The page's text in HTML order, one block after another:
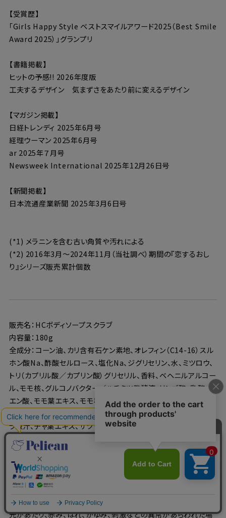
【受賞歴】
「Girls Happy Style ベストスマイルアワード2025（Best Smile
Award 2025）」グランプリ
【書籍掲載】
ヒットの予感!! 2026年度版
工夫するデザイン 気まずさをあたり前に変えるデザイン
【マガジン掲載】
日経トレンディ 2025年6月号
経理ウーマン 2025年6月号
ar 2025年７月号
Newsweek International 2025年12月26日号
【新聞掲載】
日本流通産業新聞 2025年3月6日号
(*1) メラニンを含む古い角質や汚れによる
(*2) 2016年3月～2024年11月（当社調べ）期間の『恋するおし
り』シリーズ販売累計個数
販売名：HCボディソープスクラブ
内容量：180g
全成分：コーン油、カリ含有石ケン素地、オレフィン（C14-16）スル
ホン酸Na、酢酸セルロース、塩化Na、ジグリセリン、水、ミツロウ、
トリ（カプリル酸／カプリン酸）グリセリル、香料、ベヘニルアルコー
ル、モモ核、グルコノバクター／ハチミツ発酵液、リンゴ酸、乳酸、ク
エン酸、モモ葉エキス、モモ種子エキス、ビワ葉エキス、キウイエキ
ス、アーチチョーク葉エキス、パルミチン酸アスコルビル、アロエベ
ラ液汁、チャ葉エキス、サツマイモ／ジャガイモデンプン、水添パー
ム油、グリセリン、ラウレス-50、ダイマージリノール酸ダイマージリ
ノレイルビス（ベヘニル／イソステアリル／フィトステリル）、ペンチ
レングリコール、ラウリン酸、フェノキシエタノール、カラギーナン、
BG、グルコース、酸化鉄、トコフェロール
〇化粧品がお肌に合わないとき（使用中や使用後のお肌に直射日
光があたり、赤み、はれ、かゆみ、刺激などの異常があらわれた場